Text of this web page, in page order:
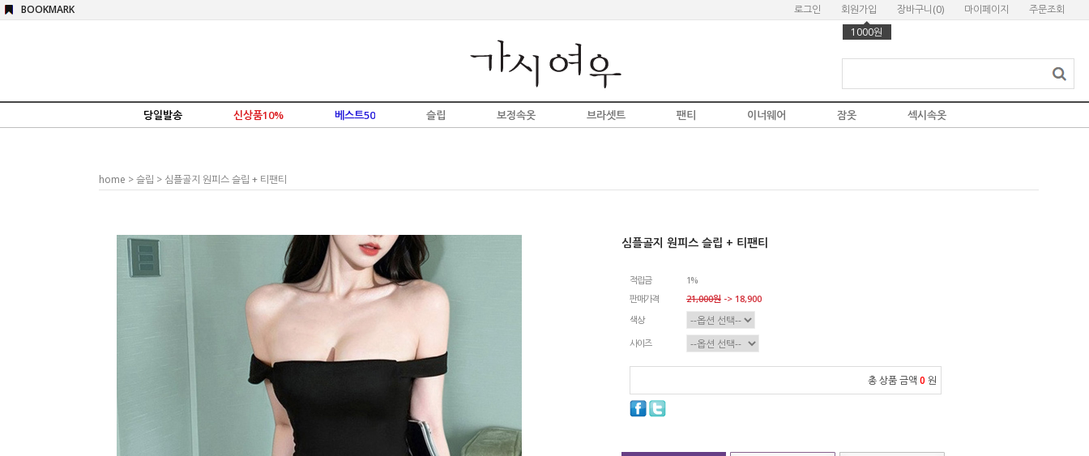
로그인
회원가입
1000원
장바구니(0) 마이페이지 주문조회
BOOKMARK
당일발송 신상품10% 베스트50 슬립 보정속옷 브라셋트 팬티 이너웨어 잠옷 섹시속옷
home >슬립 > 심플골지 원피스 슬립 + 티팬티
심플골지 원피스 슬립 + 티팬티
적립금
1%
판매가격
21,000원 -> 18,900
색상
사이즈
총 상품 금액 0 원